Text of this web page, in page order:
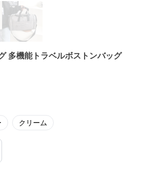
多機能トラベルボストンバッグ
クリーム